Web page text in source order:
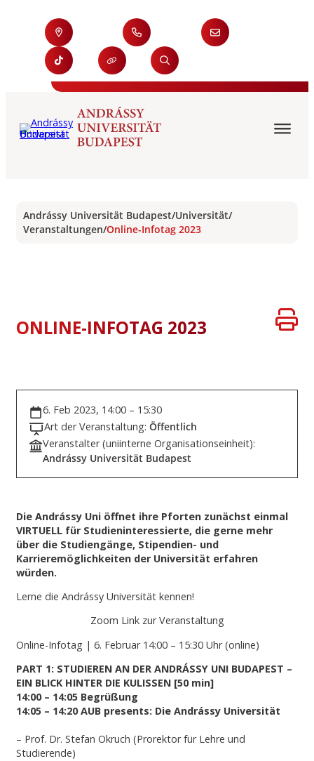
Andrássy Universität Budapest/Universität/
Veranstaltungen/Online-Infotag 2023
ONLINE-INFOTAG 2023
6. Feb 2023, 14:00 – 15:30
Art der Veranstaltung: Öffentlich
Veranstalter (uniinterne Organisationseinheit):
Andrássy Universität Budapest
Die Andrássy Uni öffnet ihre Pforten zunächst einmal
VIRTUELL für Studieninteressierte, die gerne mehr
über die Studiengänge, Stipendien- und
Karrieremöglichkeiten der Universität erfahren
würden.
Lerne die Andrássy Universität kennen!
Zoom Link zur Veranstaltung
Online-Infotag | 6. Februar 14:00 – 15:30 Uhr (online)
PART 1: STUDIEREN AN DER ANDRÁSSY UNI BUDAPEST –
EIN BLICK HINTER DIE KULISSEN [50 min]
14:00 – 14:05 Begrüßung
14:05 – 14:20 AUB presents: Die Andrássy Universität
– Prof. Dr. Stefan Okruch (Prorektor für Lehre und
Studierende)